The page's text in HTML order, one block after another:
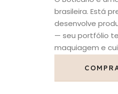
brasileira. Está
desenvolve
— seu portfólio
maquiagem e